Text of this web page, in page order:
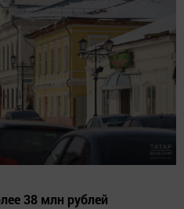
38 млн рублей